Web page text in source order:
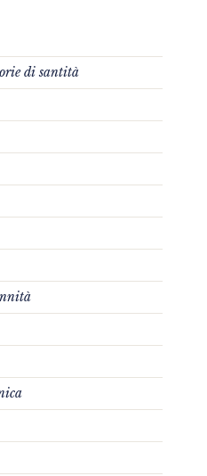
di santità